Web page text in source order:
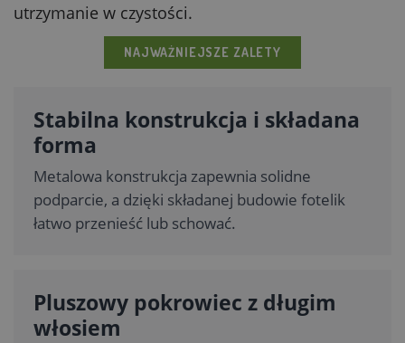
utrzymanie w czystości.
NAJWAŻNIEJSZE ZALETY
Stabilna konstrukcja i składana
forma
Metalowa konstrukcja zapewnia solidne
podparcie, a dzięki składanej budowie fotelik
łatwo przenieść lub schować.
Pluszowy pokrowiec z długim
włosiem